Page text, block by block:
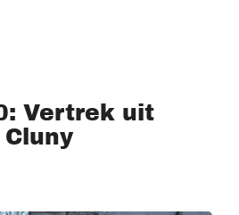
Vertrek uit
Cluny